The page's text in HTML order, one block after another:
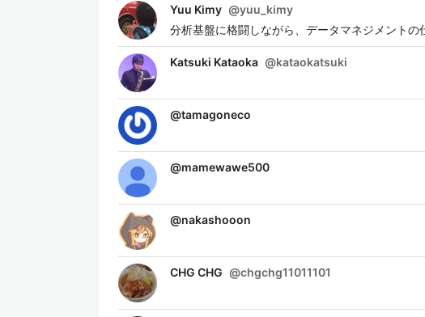
Yuu Kimy @yuu_kimy
分析基盤に格闘しながら、データマネジメント
Katsuki Kataoka @kataokatsuki
@tamagoneco
@mamewawe500
@nakashooon
CHG CHG @chgchg11011101